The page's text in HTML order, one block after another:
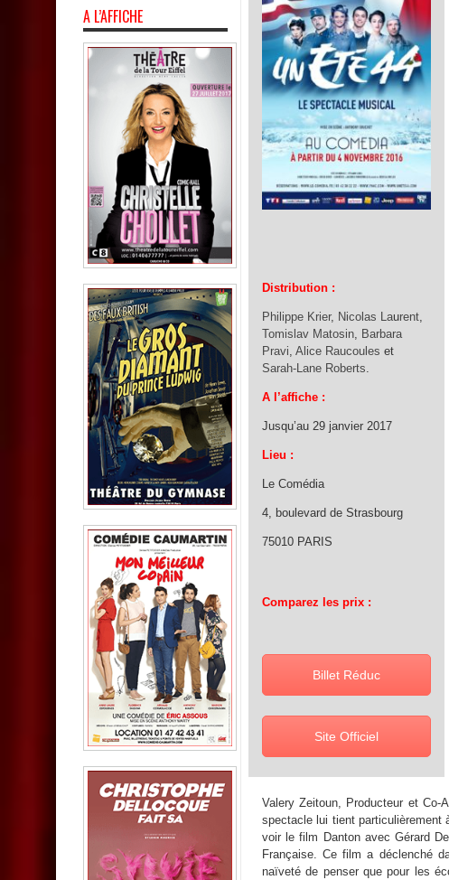
Distribution :
Philippe Krier, Nicolas Laurent
Tomislav Matosin Barbara
Pravi Alice Raucoules et
Sarah-Lane Roberts
A l’affiche :
Jusqu’au 29 janvier 2017
Lieu :
Le Comédia
4, boulevard de Strasbourg
75010 PARIS
Comparez les prix :
Billet Réduc
Site Officiel
Valery Zeitoun, Producteur et
spectacle lui tient particulièrement
voir le film Danton avec Gérard
Française. Ce film a déclenché
naïveté de penser que pour les
A L’AFFICHE